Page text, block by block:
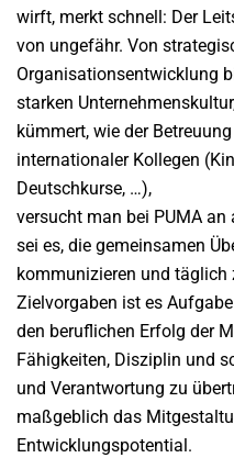
wirft, merkt schnell: Der
von ungefähr. Von
Organisationsentwicklung
starken
kümmert, wie der
internationaler Kollegen
Deutschkurse, …),
versucht man bei PUMA
sei es, die gemeinsamen
kommunizieren und
Zielvorgaben ist es
den beruflichen Erfolg der
Fähigkeiten, Disziplin und
und Verantwortung zu
maßgeblich das
Entwicklungspotential.